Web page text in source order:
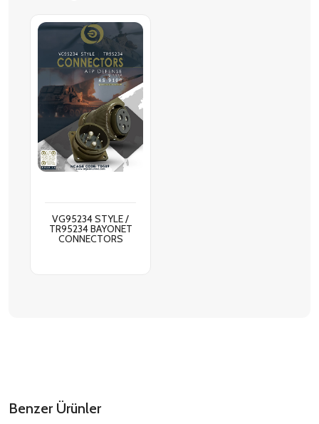
VG95234 STYLE /
TR95234 BAYONET
CONNECTORS
Benzer Ürünler